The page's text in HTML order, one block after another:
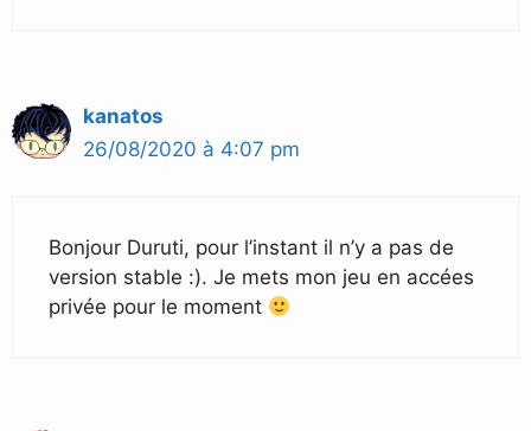
kanatos
26/08/2020 à 4:07 pm
Bonjour Duruti, pour l’instant il n’y a pas de
version stable :). Je mets mon jeu en accées
privée pour le moment